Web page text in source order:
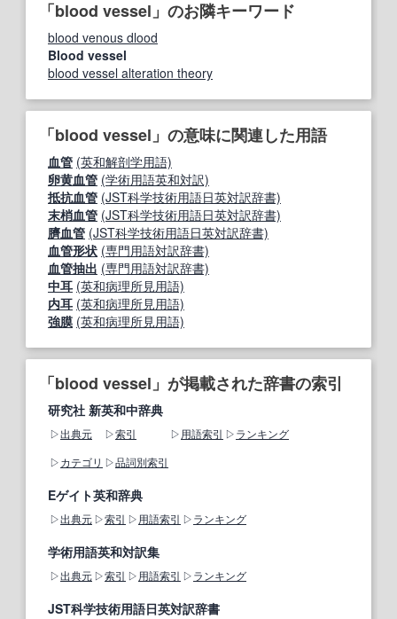
「blood vessel」のお隣キーワード
blood venous dlood
Blood vessel
blood vessel alteration theory
「blood vessel」の意味に関連した用語
血管 (英和解剖学用語)
卵黄血管 (学術用語英和対訳)
抵抗血管 (JST科学技術用語日英対訳辞書)
末梢血管 (JST科学技術用語日英対訳辞書)
臍血管 (JST科学技術用語日英対訳辞書)
血管形状 (専門用語対訳辞書)
血管抽出 (専門用語対訳辞書)
中耳 (英和病理所見用語)
内耳 (英和病理所見用語)
強膜 (英和病理所見用語)
「blood vessel」が掲載された辞書の索引
研究社 新英和中辞典
出典元 索引 用語索引
ランキング
カテゴリ
品詞別索引
Eゲイト英和辞典
出典元 索引 用語索引 ランキング
学術用語英和対訳集
出典元 索引 用語索引 ランキング
JST科学技術用語日英対訳辞書